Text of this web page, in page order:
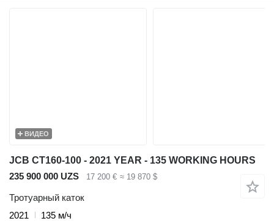
ВИДЕО
JCB CT160-100 - 2021 YEAR - 135 WORKING HOURS
235 900 000 UZS
17 200 € ≈ 19 870 $
Тротуарный каток
2021
135 м/ч